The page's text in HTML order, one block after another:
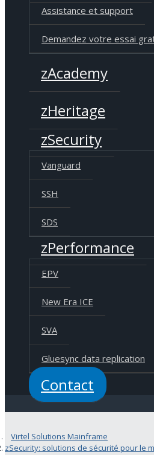
Assistance et support
Demandez votre essai
zAcademy
zHeritage
zSecurity
Vanguard
SSH
SDS
zPerformance
EPV
New Era ICE
SVA
Gluesync data replication
Contact
Virtel Solutions Mainframe
zSecurity: solutions de sécurité pour le